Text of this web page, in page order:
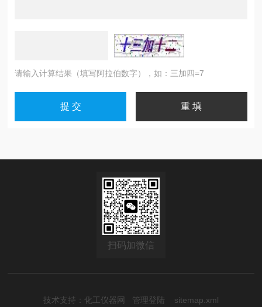
请输入计算结果（填写阿拉伯数字），如：三加四=7
扫码加微信
技术支持： 化工仪器网 管理登陆 sitemap.xml